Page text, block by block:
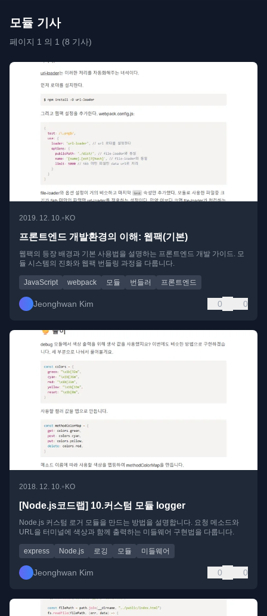
모듈 기사
페이지 1 의 1 (8 기사)
2019. 12. 10.• KO
프론트엔드 개발환경의 이해: 웹팩(기본)
웹팩의 등장 배경과 기본 사용법을 설명하는 프론트엔드 개발 가이드. 모
듈 시스템의 진화와 웹팩 번들링 과정을 다룹니다.
JavaScript webpack 모듈 번들러 프론트엔드
Jeonghwan Kim 0 0
2018. 12. 10. •KO
[Node.js코드랩] 10.커스텀 모듈 logger
Node.js 커스텀 로거 모듈을 만드는 방법을 설명합니다. 요청 메소드와
URL을 터미널에 색상과 함께 출력하는 미들웨어 구현법을 다룹니다.
express Node.js 로깅 모듈 미들웨어
Jeonghwan Kim 0 0